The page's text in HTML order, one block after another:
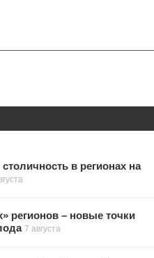
в регионах на
регионов – новые точки
7 августа